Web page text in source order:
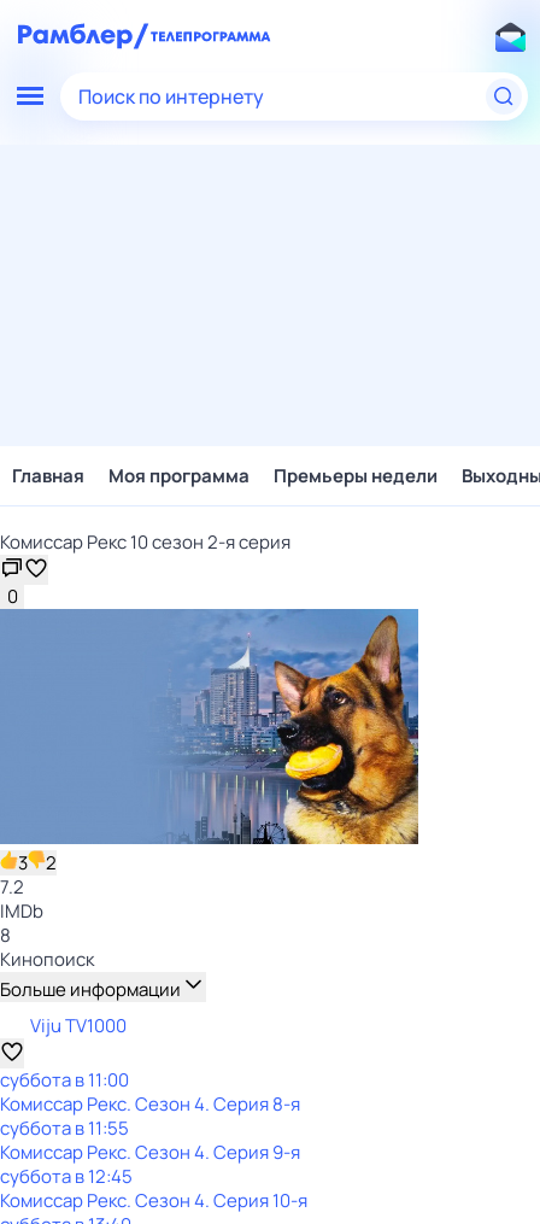
Поиск по интернету
Главная Моя программа Премьеры недели
Комиссар Рекс 10 сезон 2-я серия
0
3
2
7.2
IMDb
8
Кинопоиск
Больше информации
Viju TV1000
субботав11:00
Комиссар Рекс. Сезон 4. Серия 8-я
субботав11:55
Комиссар Рекс. Сезон 4. Серия 9-я
субботав12:45
Комиссар Рекс. Сезон 4. Серия 10-я